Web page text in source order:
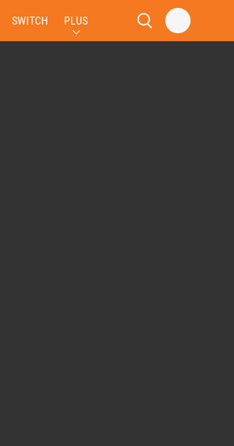
SWITCH PLUS